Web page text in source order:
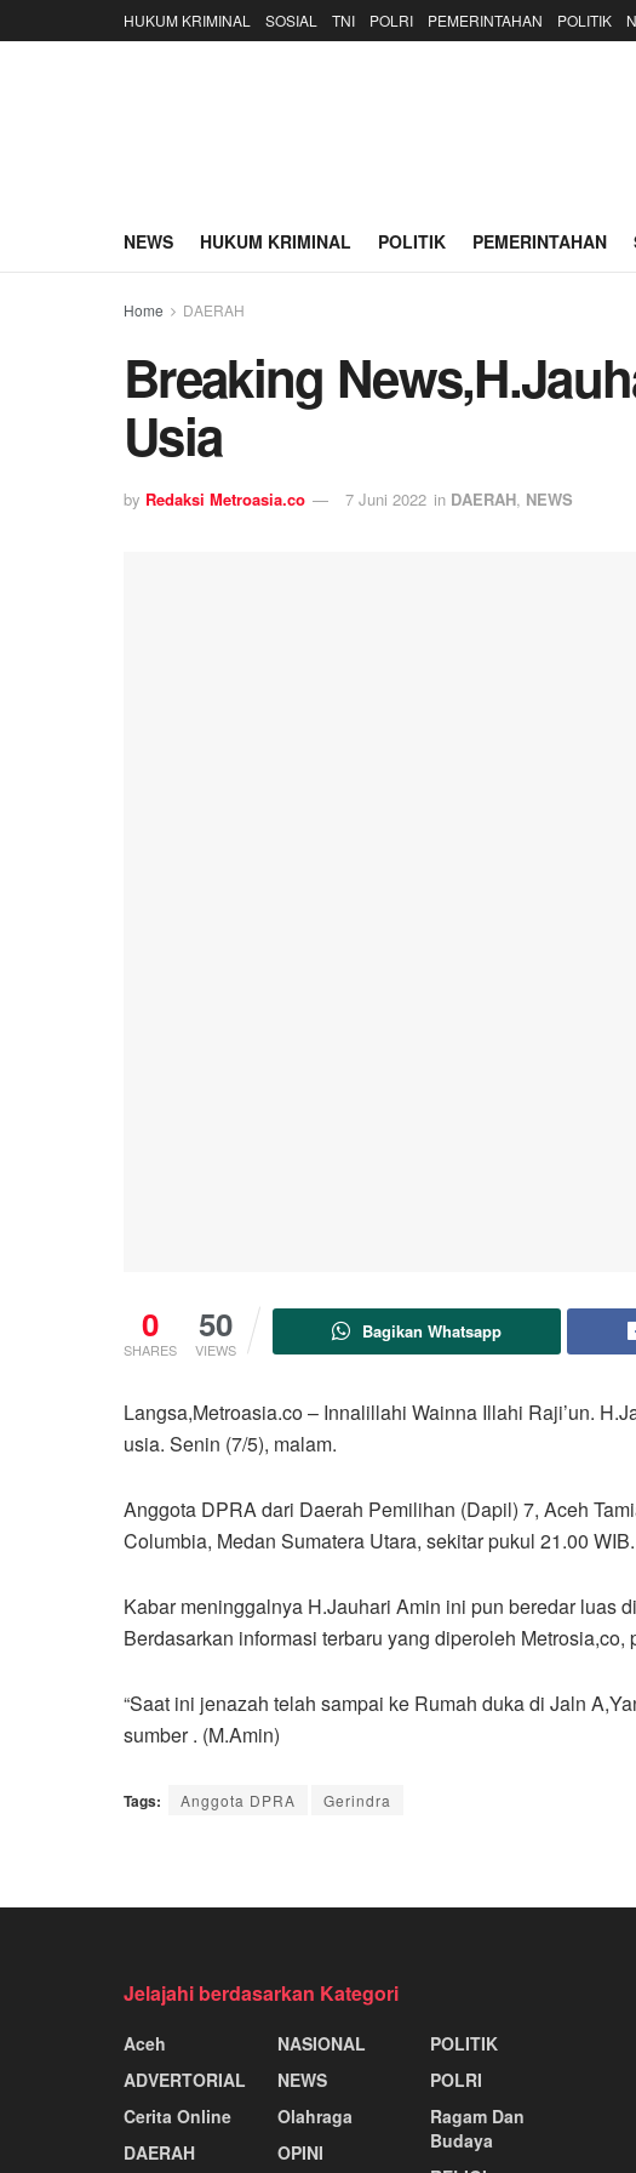
HUKUM KRIMINAL SOSIAL TNI POLRI PEMERINTAHAN POLITIK
NEWS HUKUM KRIMINAL POLITIK PEMERINTAHAN
Home DAERAH
Breaking
Usia
by Redaksi Metroasia.co 7 Juni 2022 in DAERAH, NEWS
0
SHARES
50
VIEWS
Bagikan Whatsapp
Langsa,Metroasia.co – Innalillahi Wainna Illahi Raji’un.
usia. Senin (7/5), malam.
Anggota DPRA dari Daerah Pemilihan (Dapil) 7, Aceh
Columbia, Medan Sumatera Utara, sekitar pukul 21.00 WIB.
Kabar meninggalnya H.Jauhari Amin ini pun beredar luas
Berdasarkan informasi terbaru yang diperoleh
“Saat ini jenazah telah sampai ke Rumah duka di Jaln
sumber . (M.Amin)
Tags: Anggota DPRA Gerindra
Jelajahi berdasarkan Kategori
Aceh
ADVERTORIAL
Cerita Online
DAERAH
NASIONAL
NEWS
Olahraga
OPINI
POLITIK
POLRI
Ragam Dan
Budaya